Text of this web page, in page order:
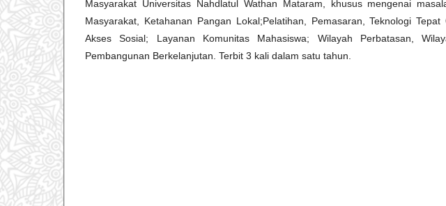
Masyarakat Universitas Nahdlatul Wathan Mataram, khusus mengenai
Masyarakat, Ketahanan Pangan Lokal;Pelatihan, Pemasaran, Teknologi
Akses Sosial; Layanan Komunitas Mahasiswa; Wilayah Perbatasan,
Pembangunan Berkelanjutan. Terbit 3 kali dalam satu tahun.